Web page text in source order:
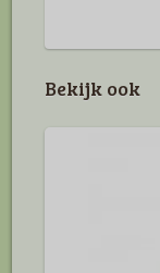
Bekijk ook